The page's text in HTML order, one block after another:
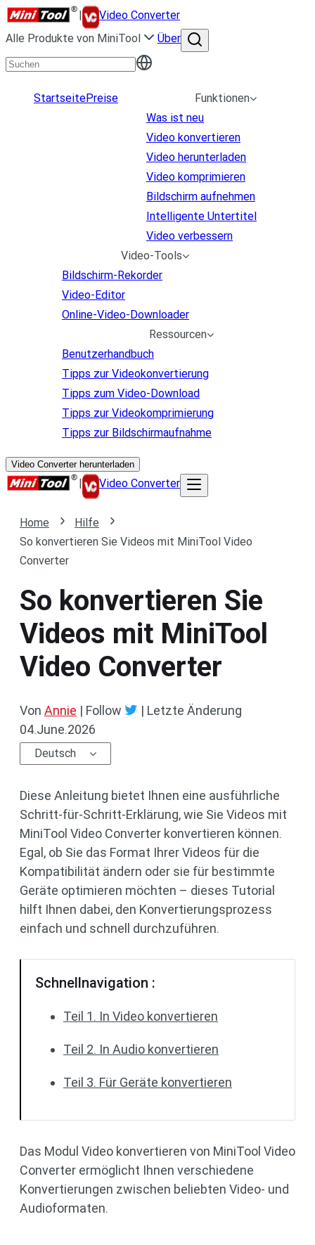
|
Video Converter
Alle Produkte von MiniTool
Über
StartseitePreise
Funktionen
Was ist neu
Video konvertieren
Video herunterladen
Video komprimieren
Bildschirm aufnehmen
Intelligente Untertitel
Video verbessern
Video-Tools
Bildschirm-Rekorder
Video-Editor
Online-Video-Downloader
Ressourcen
Benutzerhandbuch
Tipps zur Videokonvertierung
Tipps zum Video-Download
Tipps zur Videokomprimierung
Tipps zur Bildschirmaufnahme
Video Converter herunterladen
| Video Converter
Home
Hilfe
So konvertieren Sie Videos mit MiniTool Video
Converter
So konvertieren Sie
Videos mit MiniTool
Video Converter
Von Annie | Follow | Letzte Änderung
04.June.2026
Deutsch
Diese Anleitung bietet Ihnen eine ausführliche
Schritt-für-Schritt-Erklärung, wie Sie Videos mit
MiniTool Video Converter konvertieren können.
Egal, ob Sie das Format Ihrer Videos für die
Kompatibilität ändern oder sie für bestimmte
Geräte optimieren möchten – dieses Tutorial
hilft Ihnen dabei, den Konvertierungsprozess
einfach und schnell durchzuführen.
Schnellnavigation :
Teil 1. In Video konvertieren
Teil 2. In Audio konvertieren
Teil 3. Für Geräte konvertieren
Das Modul Video konvertieren von MiniTool Video
Converter ermöglicht Ihnen verschiedene
Konvertierungen zwischen beliebten Video- und
Audioformaten.